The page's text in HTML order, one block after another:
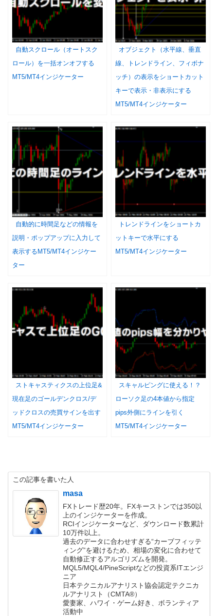
自動スクロール（オートスク
ロール）を一括オンオフする
MT5/MT4インジケーター
オブジェクト（水平線、垂直
線、トレンドライン、フィボナ
ッチ）の表示をショートカット
キーで表示・非表示にする
MT5/MT4インジケーター
自動的に時間足などの情報を
説明・ポップアップに入力して
表示するMT5/MT4インジケー
ター
トレンドラインをショートカ
ットキーで水平にする
MT5/MT4インジケーター
ストキャスティクスの上位足&
現在足のゴールデンクロス/デ
ッドクロスの売買サインを出す
MT5/MT4インジケーター
スキャルピングに使える！？
ローソク足の4本値から指定
pips外側にラインを引く
MT5/MT4インジケーター
この記事を書いた人
masa
FXトレード歴20年。FXキーストンでは350以
上のインジケーターを作成。
RCIインジケーターなど、ダウンロード数累計
10万件以上。
過去のデータに合わせすぎる“カーブフィッテ
ィング”を避けるため、相場の変化に合わせて
自動修正するアルゴリズムを開発。
MQL5/MQL4/PineScriptなどの投資系ITエンジ
ニア
日本テクニカルアナリスト協会認定テクニカ
ルアナリスト（CMTA®）
愛妻家、ハワイ・ゲーム好き、ボランティア
活動中